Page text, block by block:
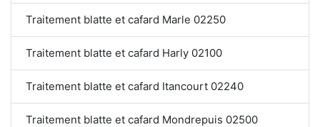
Traitement blatte et cafard Marle 02250
Traitement blatte et cafard Harly 02100
Traitement blatte et cafard Itancourt 02240
Traitement blatte et cafard Mondrepuis 02500